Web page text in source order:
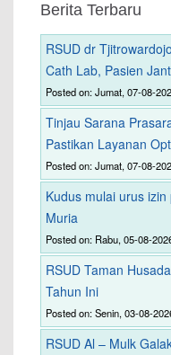
Berita Terbaru
RSUD dr
Cath Lab, Pasien
Posted on: Jumat, 07-08-
Tinjau Sarana
Pastikan Layanan
Posted on: Jumat, 07-08-
Kudus mulai urus
Muria
Posted on: Rabu, 05-08-
RSUD Taman
Tahun Ini
Posted on: Senin, 03-08-
RSUD Al – Mulk